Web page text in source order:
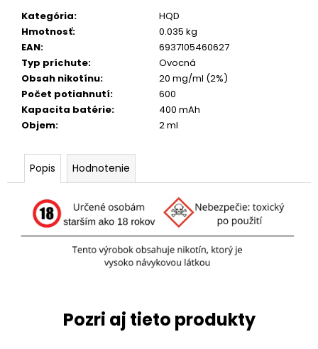
Kategória:
HQD
Hmotnosť:
0.035 kg
EAN:
6937105460627
Typ príchute:
Ovocná
Obsah nikotínu:
20 mg/ml (2%)
Počet potiahnutí:
600
Kapacita batérie:
400 mAh
Objem: 2 ml
Popis Hodnotenie
Pozri aj tieto produkty
m
e
ICEBERG
ENERGY
EMERALD
2,99
€
5,30